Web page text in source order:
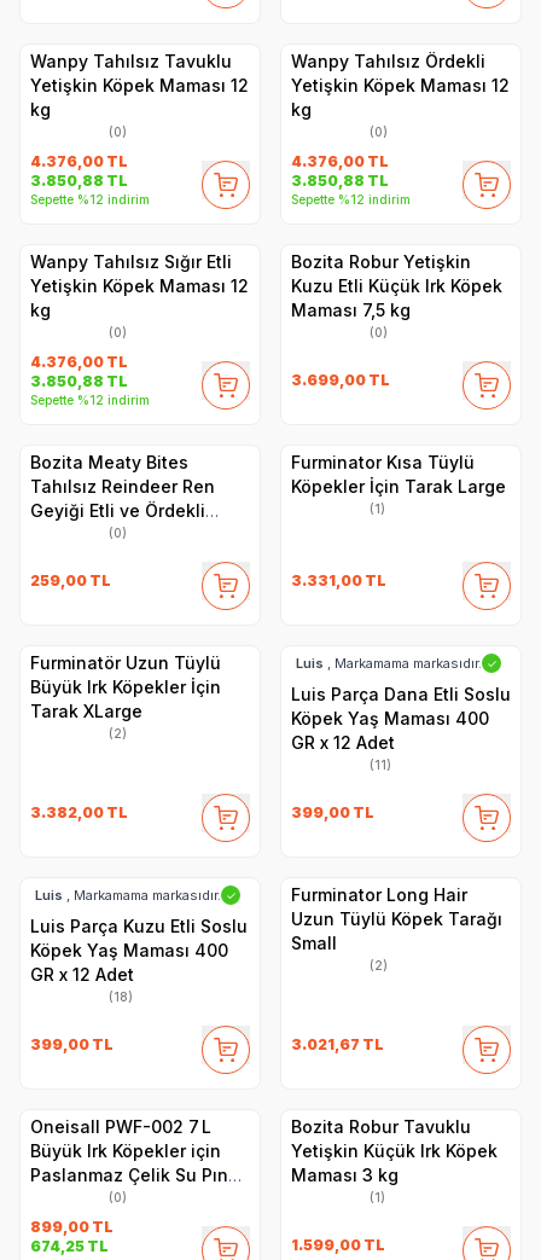
Wanpy Tahılsız Tavuklu
Yetişkin Köpek Maması 12
kg
(0)
4.376,00 TL
3.850,88 TL
Sepette %12 indirim
Wanpy Tahılsız Ördekli
Yetişkin Köpek Maması 12
kg
(0)
4.376,00 TL
3.850,88 TL
Sepette %12 indirim
Wanpy Tahılsız Sığır Etli
Yetişkin Köpek Maması 12
kg
(0)
4.376,00 TL
3.850,88 TL
Sepette %12 indirim
Bozita Robur Yetişkin
Kuzu Etli Küçük Irk Köpek
Maması 7,5 kg
(0)
3.699,00 TL
Bozita Meaty Bites
Tahılsız Reindeer Ren
Geyiği Etli ve Ördekli
Köpek Ödül Maması 70 gr
(0)
259,00 TL
Furminator Kısa Tüylü
Köpekler İçin Tarak Large
(1)
3.331,00 TL
Furminatör Uzun Tüylü
Büyük Irk Köpekler İçin
Tarak XLarge
(2)
3.382,00 TL
Luis , Markamama markasıdır. ✓
Luis Parça Dana Etli Soslu
Köpek Yaş Maması 400
GR x 12 Adet
(11)
399,00 TL
Luis , Markamama markasıdır. ✓
Luis Parça Kuzu Etli Soslu
Köpek Yaş Maması 400
GR x 12 Adet
(18)
399,00 TL
Furminator Long Hair
Uzun Tüylü Köpek Tarağı
Small
(2)
3.021,67 TL
Oneisall PWF-002 7 L
Büyük Irk Köpekler için
Paslanmaz Çelik Su Pınarı
- Yedek Filtre Seti (8’li
Paket)
(0)
899,00 TL
674,25 TL
Bozita Robur Tavuklu
Yetişkin Küçük Irk Köpek
Maması 3 kg
(1)
1.599,00 TL